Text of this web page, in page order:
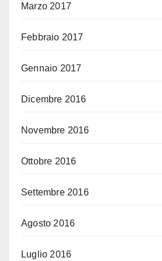
Marzo 2017
Febbraio 2017
Gennaio 2017
Dicembre 2016
Novembre 2016
Ottobre 2016
Settembre 2016
Agosto 2016
Luglio 2016